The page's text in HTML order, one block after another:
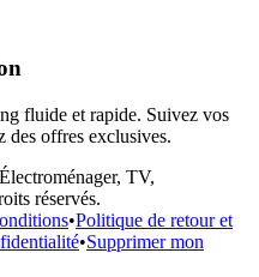
fluide et rapide. Suivez vos
des offres exclusives.
TV,
réservés.
•Politique de retour et
•Supprimer mon